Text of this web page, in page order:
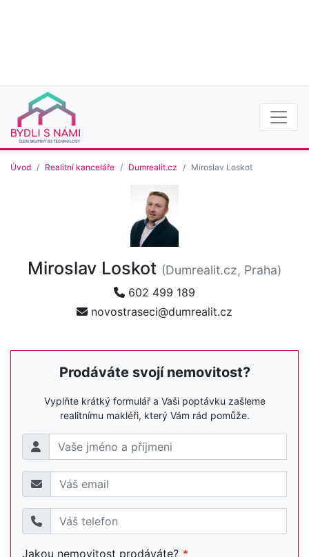
Úvod Realitní kanceláře Dumrealit.cz Miroslav Loskot
Miroslav Loskot (Dumrealit.cz, Praha)
602 499 189
novostraseci@dumrealit.cz
Prodáváte svojí nemovitost?
Vyplňte krátký formulář a Vaši poptávku zašleme
realitnímu makléři, který Vám rád pomůže.
Jakou nemovitost prodáváte?